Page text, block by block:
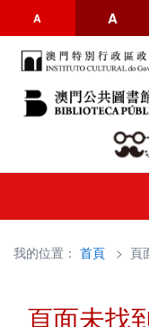
A A
我的位置： 首頁 > 頁
頁面未找